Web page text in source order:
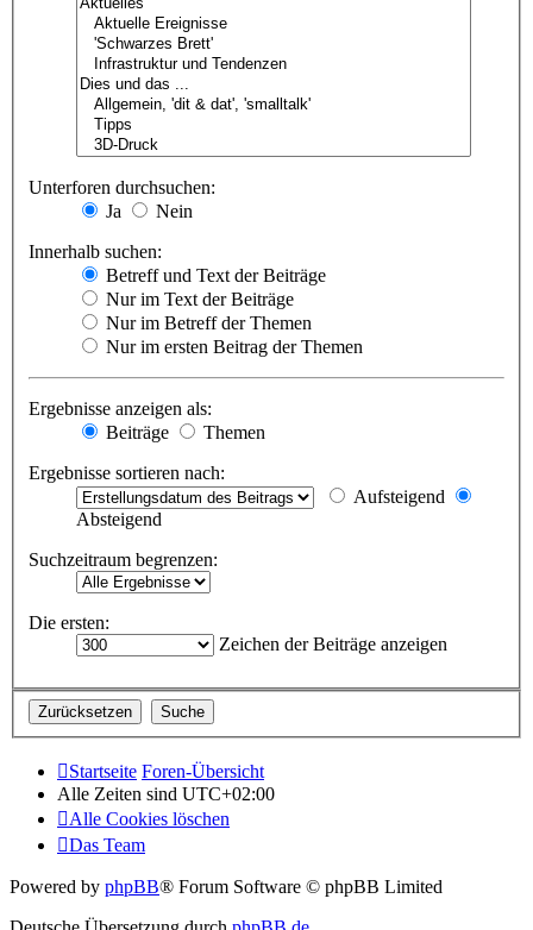
Unterforen durchsuchen:
Ja
Nein
Innerhalb suchen:
Betreff und Text der Beiträge
Nur im Text der Beiträge
Nur im Betreff der Themen
Nur im ersten Beitrag der Themen
Ergebnisse anzeigen als:
Beiträge
Themen
Ergebnisse sortieren nach:
Aufsteigend
Absteigend
Suchzeitraum begrenzen:
Die ersten:
Zeichen der Beiträge anzeigen
Startseite Foren-Übersicht
Alle Zeiten sind UTC+02:00
Alle Cookies löschen
Das Team
Powered by phpBB® Forum Software © phpBB Limited